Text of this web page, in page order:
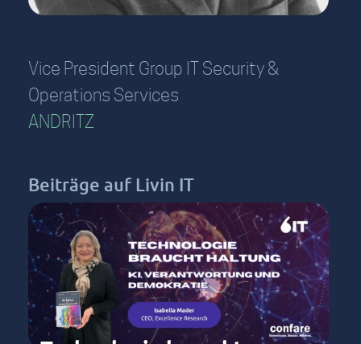
Vice President Group IT Security &
Operations Services
ANDRITZ
Beiträge auf Livin IT